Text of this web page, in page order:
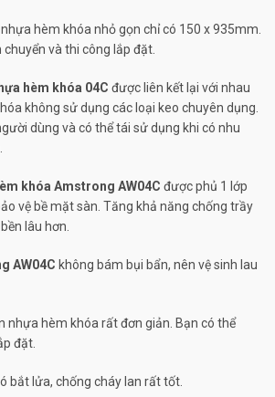
hèm khóa nhỏ gọn chỉ có 150 x 935mm.
và thi công lắp đặt.
hèm khóa 04C được liên kết lại với nhau
không sử dụng các loại keo chuyên dụng.
dùng và có thể tái sử dụng khi có nhu
khóa Amstrong AW04C được phủ 1 lớp
vệ bề mặt sàn. Tăng khả năng chống trầy
lâu hơn.
AW04C không bám bụi bẩn, nên vệ sinh lau
nhựa hèm khóa rất đơn giản. Bạn có thể
đặt.
bắt lửa, chống cháy lan rất tốt.